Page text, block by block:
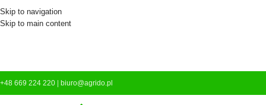
Skip to navigation
Skip to main content
+48 669 224 220 biuro@agrido.pl